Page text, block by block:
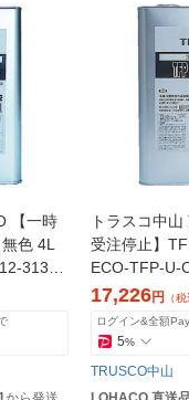
【一時
色 4L
3135
トラスコ中
受注停止】
ECO-TFP-U-
（直送品）
17,226円
（税
ログイン&全額
5%
TRUSCO中山